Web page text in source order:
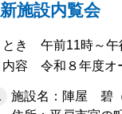
新施設内覧会
とき 午前11時～午
内容 令和８年度オ
施設名：陣屋 碧